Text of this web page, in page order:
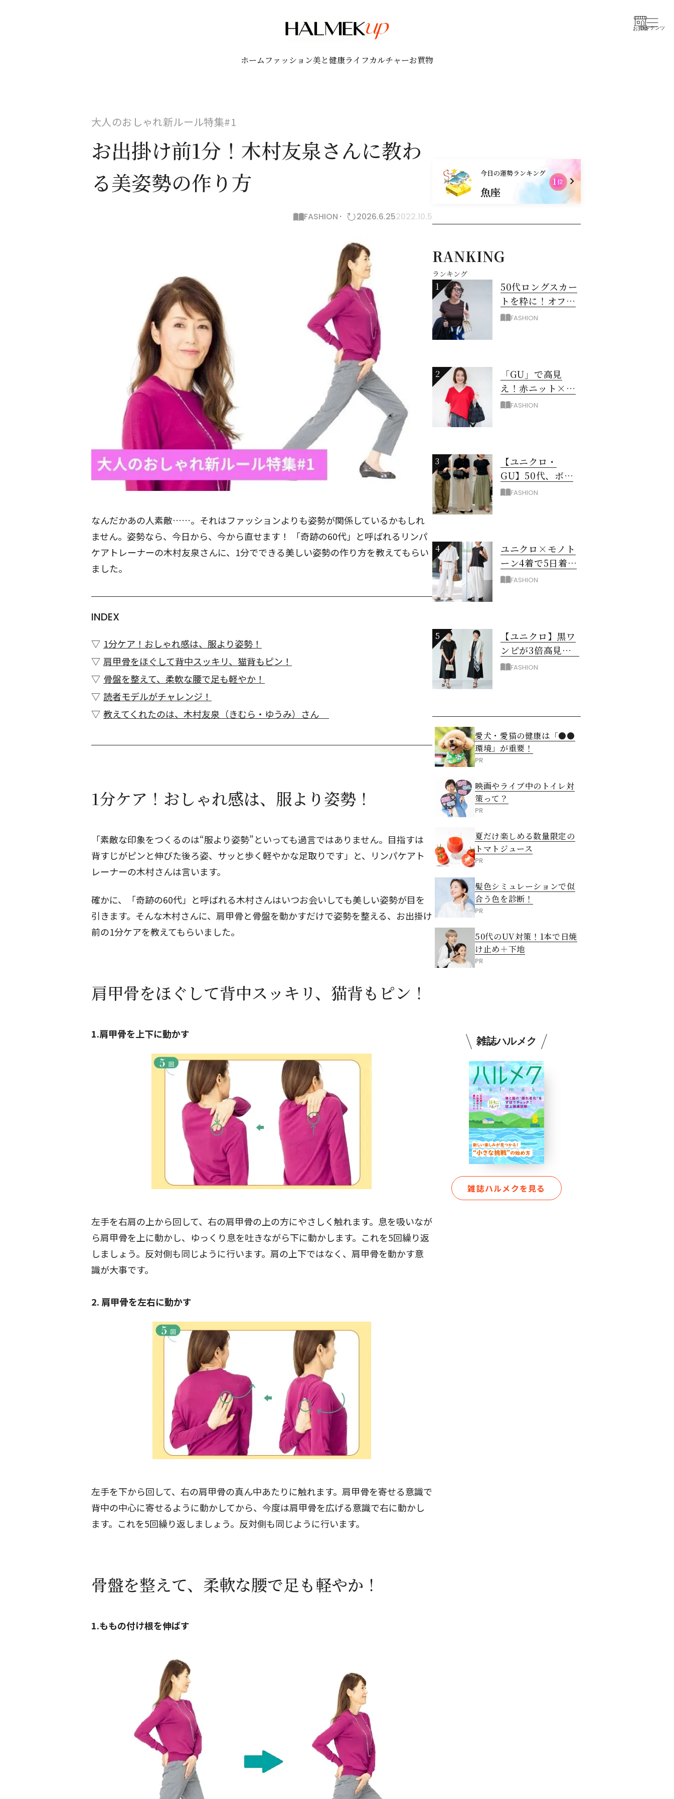
お買物コンテンツ
ホーム ファッション美と健康ライフカルチャーお買物
大人のおしゃれ新ルール特集#1
お出掛け前1分！木村友泉さんに教わ
る美姿勢の作り方
FASHION 2026.6.252022.10.5
なんだかあの人素敵……。それはファッションよりも姿勢が関係しているかもしれ
ません。姿勢なら、今日から、今から直せます！ 「奇跡の60代」と呼ばれるリンパ
ケアトレーナーの木村友泉さんに、1分でできる美しい姿勢の作り方を教えてもらい
ました。
INDEX
1分ケア！おしゃれ感は、服より姿勢！
肩甲骨をほぐして背中スッキリ、猫背もピン！
骨盤を整えて、柔軟な腰で足も軽やか！
読者モデルがチャレンジ！
教えてくれたのは、木村友泉（きむら・ゆうみ）さん
1分ケア！おしゃれ感は、服より姿勢！
「素敵な印象をつくるのは“服より姿勢”といっても過言ではありません。目指すは
背すじがピンと伸びた後ろ姿、サッと歩く軽やかな足取りです」と、リンパケアト
レーナーの木村さんは言います。
確かに、「奇跡の60代」と呼ばれる木村さんはいつお会いしても美しい姿勢が目を
引きます。そんな木村さんに、肩甲骨と骨盤を動かすだけで姿勢を整える、お出掛け
前の1分ケアを教えてもらいました。
肩甲骨をほぐして背中スッキリ、猫背もピン！
1.肩甲骨を上下に動かす
左手を右肩の上から回して、右の肩甲骨の上の方にやさしく触れます。息を吸いなが
ら肩甲骨を上に動かし、ゆっくり息を吐きながら下に動かします。これを5回繰り返
しましょう。反対側も同じように行います。肩の上下ではなく、肩甲骨を動かす意
識が大事です。
2. 肩甲骨を左右に動かす
左手を下から回して、右の肩甲骨の真ん中あたりに触れます。肩甲骨を寄せる意識で
背中の中心に寄せるように動かしてから、今度は肩甲骨を広げる意識で右に動かし
ます。これを5回繰り返しましょう。反対側も同じように行います。
骨盤を整えて、柔軟な腰で足も軽やか！
1.ももの付け根を伸ばす
今日の運勢ランキング
魚座
天秤座
1
2位
RANKING
ランキング
1
50代ロングスカー
トを粋に！オフィ
ス＆お出掛けに映
FASHION
2
「GU」で高見
え！赤ニット×グ
レーパンツで作る
FASHION
3
【ユニクロ・
GU】50代、ボト
ムスに迷ったら！
FASHION
4
ユニクロ×モノト
ーン4着で5日着回
し！夏のワンツー
FASHION
5
【ユニクロ】黒ワ
ンピが3倍高見え!?
50代がおしゃれに
FASHION
愛犬・愛猫の健康は「●●
環境」が重要！
PR
映画やライブ中のトイレ対
策って？
PR
夏だけ楽しめる数量限定の
トマトジュース
PR
髪色シミュレーションで似
合う色を診断！
PR
50代のUV対策！1本で日焼
け止め＋下地
PR
雑誌ハルメク
雑誌ハルメクを見る
閉じる